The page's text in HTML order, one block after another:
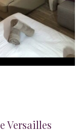
Versailles